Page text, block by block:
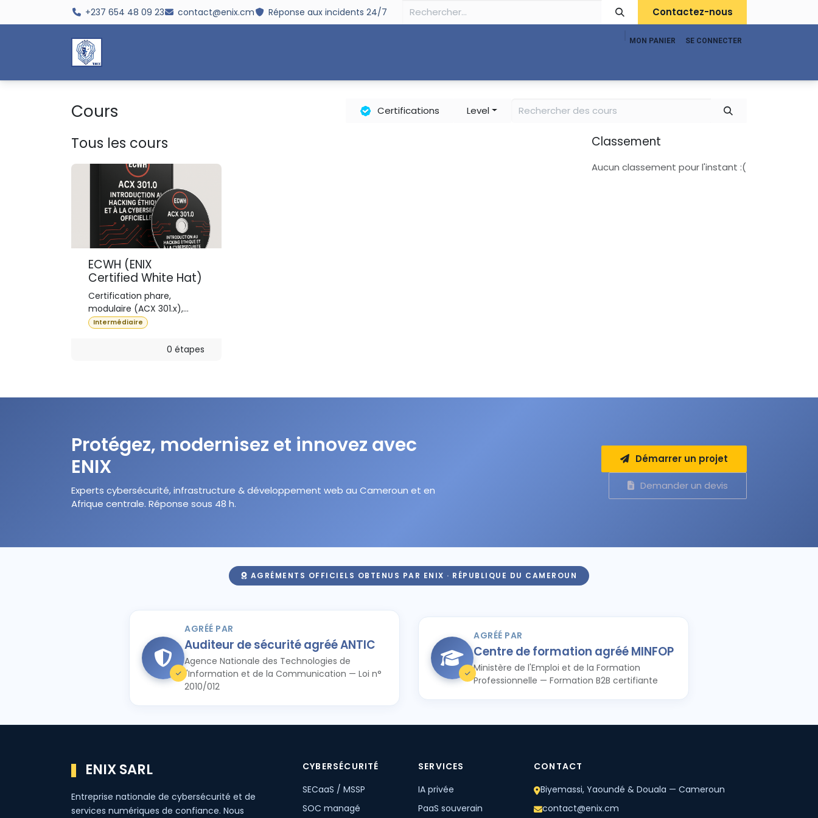
Se rendre au contenu+237 654 48 09 23 contact@enix.cm Réponse aux incidents 24/7 Contactez-nous
MON PANIER SE CONNECTER
Cours Level
Certifications
Tous les cours
ECWH (ENIX
Certified White Hat)
Certification phare,
modulaire (ACX 301.x),
axée sur le pentest (tests
Intermédiaire
0 étapes
Classement
Aucun classement pour l'instant :(
Protégez, modernisez et innovez avec
ENIX
Experts cybersécurité, infrastructure & développement web au Cameroun et en
Afrique centrale. Réponse sous 48 h.
Démarrer un projet
Demander un devis
AGRÉMENTS OFFICIELS OBTENUS PAR ENIX · RÉPUBLIQUE DU CAMEROUN
AGRÉÉ PAR
Auditeur de sécurité agréé ANTIC
Agence Nationale des Technologies de
l'Information et de la Communication — Loi n°
2010/012
AGRÉÉ PAR
Centre de formation agréé MINFOP
Ministère de l'Emploi et de la Formation
Professionnelle — Formation B2B certifiante
ENIX SARL
Entreprise nationale de cybersécurité et de
services numériques de confiance. Nous
CYBERSÉCURITÉ
SECaaS / MSSP
SOC managé
SERVICES
IA privée
PaaS souverain
CONTACT
Biyemassi, Yaoundé & Douala — Cameroun
contact@enix.cm